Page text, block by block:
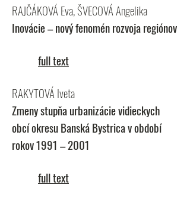
RAJČÁKOVÁ Eva, ŠVECOVÁ Angelika
Inovácie – nový fenomén rozvoja regiónov
full text
RAKYTOVÁ Iveta
Zmeny stupňa urbanizácie vidieckych
obcí okresu Banská Bystrica v období
rokov 1991 – 2001
full text